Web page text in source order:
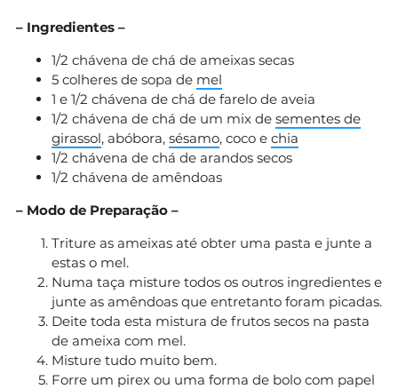
– Ingredientes –
1/2 chávena de chá de ameixas secas
5 colheres de sopa de mel
1 e 1/2 chávena de chá de farelo de aveia
1/2 chávena de chá de um mix de sementes de
girassol, abóbora, sésamo, coco e chia
1/2 chávena de chá de arandos secos
1/2 chávena de amêndoas
– Modo de Preparação –
Triture as ameixas até obter uma pasta e junte a
estas o mel.
Numa taça misture todos os outros ingredientes e
junte as amêndoas que entretanto foram picadas.
Deite toda esta mistura de frutos secos na pasta
de ameixa com mel.
Misture tudo muito bem.
Forre um pirex ou uma forma de bolo com papel